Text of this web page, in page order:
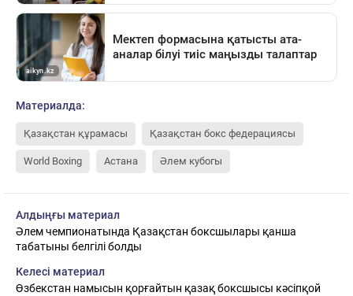
Материалда:
Қазақстан құрамасы Қазақстан бокс федерациясы
World Boxing Астана Әлем кубогы
Алдыңғы материал
Әлем чемпионатында Қазақстан боксшылары қанша
табатыны белгілі болды
Келесі материал
Өзбекстан намысын қорғайтын қазақ боксшысы кәсіпқой